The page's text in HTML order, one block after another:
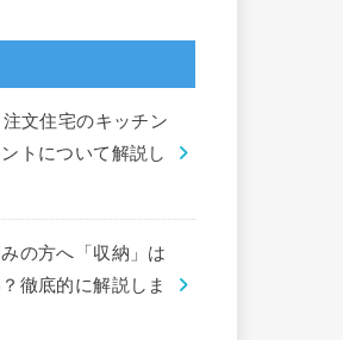
文住宅のキッチン
トについて解説し
の方へ「収納」は
徹底的に解説しま